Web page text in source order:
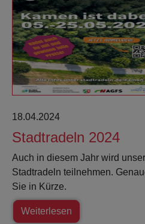
18.04.2024
Stadtradeln 2024
Auch in diesem Jahr wird
Stadtradeln teilnehmen.
Sie in Kürze.
Weiterlesen